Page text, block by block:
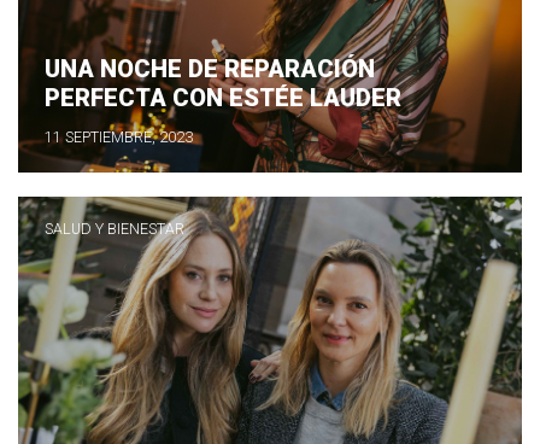
UNA NOCHE DE REPARACIÓN
PERFECTA CON ESTÉE LAUDER
11 SEPTIEMBRE, 2023
SALUD Y BIENESTAR